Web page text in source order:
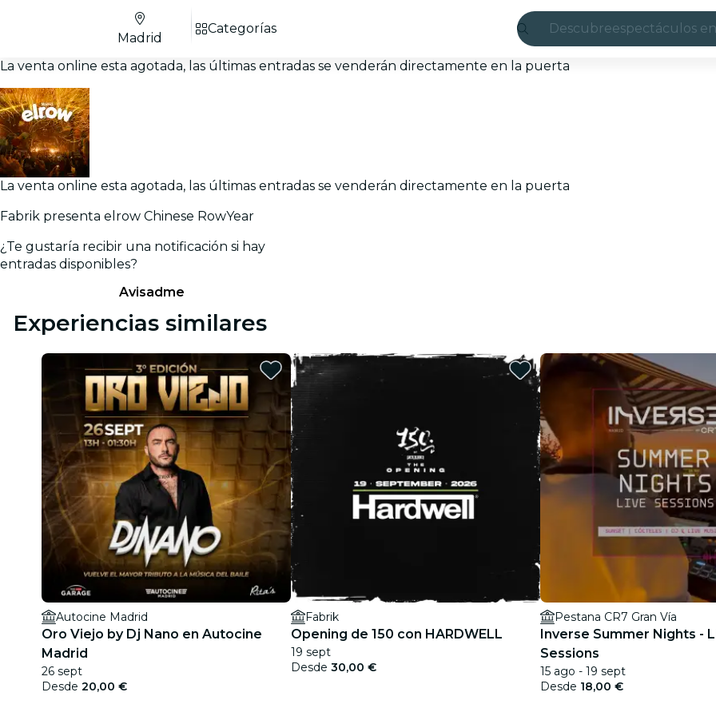
Descubreespectáculos
restaurantes
cine
Madrid
Categorías
La venta online esta agotada, las últimas entradas se venderán directamente en la puerta
La venta online esta agotada, las últimas entradas se venderán directamente en la puerta
Fabrik presenta elrow Chinese RowYear
¿Te gustaría recibir una notificación si hay
entradas disponibles?
Avisadme
Experiencias similares
Autocine Madrid
Oro Viejo by Dj Nano en Autocine
Madrid
26 sept
Desde 20,00 €
Fabrik
Opening de 150 con HARDWELL
19 sept
Desde 30,00 €
Pestana CR7 Gran Vía
Inverse Summer Nights -
Sessions
15 ago - 19 sept
Desde 18,00 €